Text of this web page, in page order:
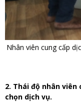
Nhân viên cung cấp
2. Thái độ nhân
chọn dịch vụ.